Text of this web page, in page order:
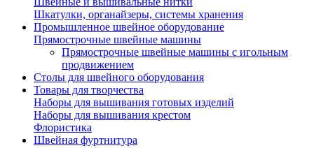
Шкатулки, органайзеры, системы хранения
Промышленное швейное оборудование
Прямострочные швейные машины
Прямострочные швейные машины с игольным
продвижением
Столы для швейного оборудования
Товары для творчества
Наборы для вышивания готовых изделий
Наборы для вышивания крестом
Флористика
Швейная фуртнитура